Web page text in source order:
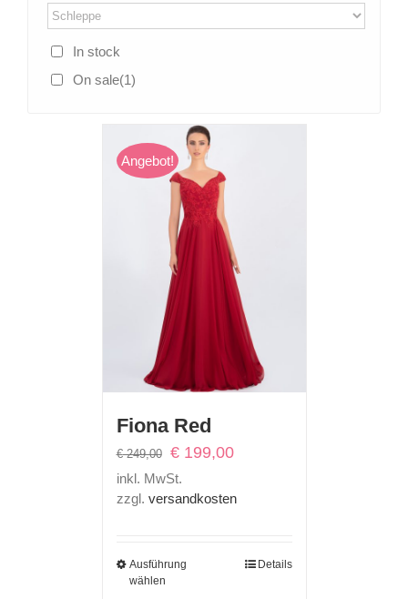
In stock
On sale(1)
Angebot!
Fiona Red
€249,00
Ursprünglicher
€199,00Aktueller
inkl. MwSt.
zzgl. versandkosten
Ausführung
wählen
Details